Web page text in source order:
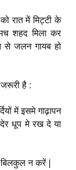
रात में मिट्टी के
शहद मिला कर
से जलन गायब हो
है :
में इसमे गाढ़ापन
धूप मे रख दे या
न करें |